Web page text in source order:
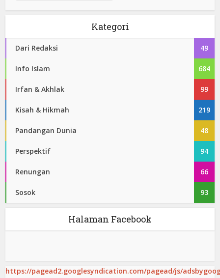
Kategori
Dari Redaksi 49
Info Islam 684
Irfan & Akhlak 99
Kisah & Hikmah 219
Pandangan Dunia 48
Perspektif 94
Renungan 66
Sosok 93
Halaman Facebook
https://pagead2.googlesyndication.com/pagead/js/